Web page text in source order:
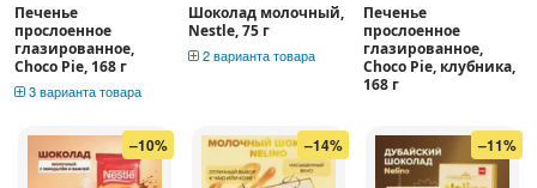
Печенье
прослоенное
глазированное,
Choco Pie, 168 г
3 варианта товара
Шоколад молочный,
Nestle, 75 г
2 варианта товара
Печенье
прослоенное
глазированное,
Choco Pie, клубника,
168 г
–10% –14% –11%